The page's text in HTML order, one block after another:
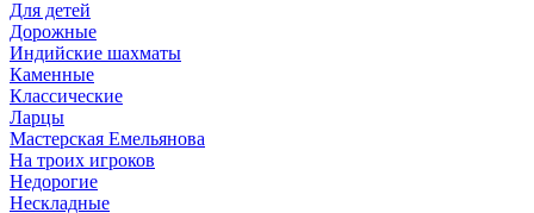
Для детей
Дорожные
Индийские шахматы
Каменные
Классические
Ларцы
Мастерская Емельянова
На троих игроков
Недорогие
Нескладные